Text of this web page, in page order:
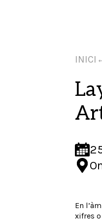
INICI
En
xifres